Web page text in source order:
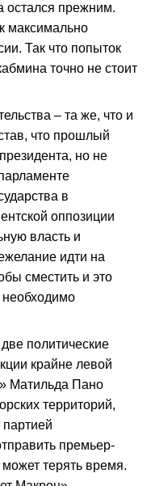
остался прежним.
максимально
Так что попыток
точно не стоит
– та же, что и
что прошлый
но не
в
оппозиции
власть и
идти на
сместить и это
политические
крайне левой
Матильда Пано
территорий,
премьер-
терять время.